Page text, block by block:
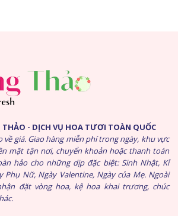
- DỊCH VỤ HOA TƯƠI TOÀN QUỐC
giá. Giao hàng miễn phí trong ngày, khu vực
mặt tận nơi, chuyển khoản hoặc thanh toán
hảo cho những dịp đặc biệt: Sinh Nhật, Kỉ
Phụ Nữ, Ngày Valentine, Ngày của Mẹ. Ngoài
đặt vòng hoa, kệ hoa khai trương, chúc